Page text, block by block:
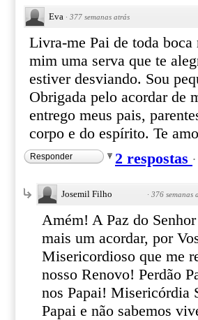
Eva · 377 semanas atrás
Livra-me Pai de toda
mim uma serva que te
estiver desviando. Sou
Obrigada pelo acordar de
entrego meus pais,
corpo e do espírito. Te
Responder 2 respostas ·
Josemil Filho · 376 semanas
Amém! A Paz do
mais um acordar, por
Misericordioso que me
nosso Renovo! Perdão
nos Papai! Misericórdia
Papai e não sabemos